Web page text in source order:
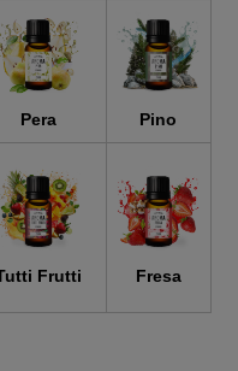
Pera Pino
Frutti Fresa